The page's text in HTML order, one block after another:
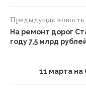
Предыдущая новость
На ремонт дорог
году 7,5 млрд
11 марта на